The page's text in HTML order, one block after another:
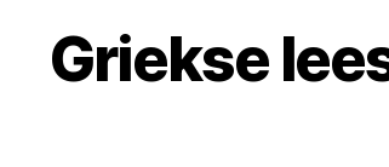
Griekse